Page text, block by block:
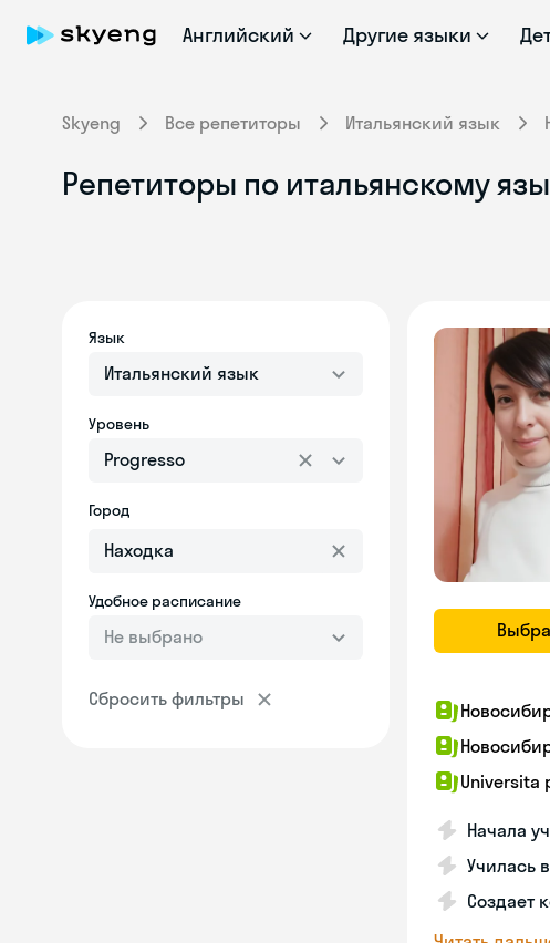
Английский Другие языки
Skyeng Все репетиторы Итальянский язык
Репетиторы по итальянскому
Язык
Итальянский язык
Уровень
Progresso
Город
Удобное расписание
Не выбрано
Сбросить фильтры
Universita
Начала
Училась
Создает